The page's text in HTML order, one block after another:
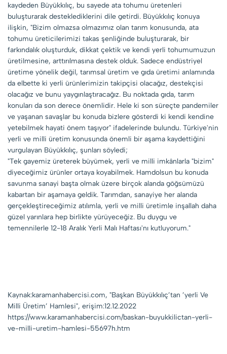
kaydeden Büyükkılıç, bu sayede ata tohumu üretenleri
buluşturarak desteklediklerini dile getirdi. Büyükkılıç konuya
ilişkin, "Bizim olmazsa olmazımız olan tarım konusunda, ata
tohumu üreticilerimizi takas şenliğinde buluşturarak, bir
farkındalık oluşturduk, dikkat çektik ve kendi yerli tohumumuzun
üretilmesine, arttırılmasına destek olduk. Sadece endüstriyel
üretime yönelik değil, tarımsal üretim ve gıda üretimi anlamında
da elbette ki yerli ürünlerimizin takipçisi olacağız, destekçisi
olacağız ve bunu yaygınlaştıracağız. Bu noktada gıda, tarım
konuları da son derece önemlidir. Hele ki son süreçte pandemiler
ve yaşanan savaşlar bu konuda bizlere gösterdi ki kendi kendine
yetebilmek hayati önem taşıyor" ifadelerinde bulundu. Türkiye'nin
yerli ve milli üretim konusunda önemli bir aşama kaydettiğini
vurgulayan Büyükkılıç, şunları söyledi;
"Tek gayemiz üreterek büyümek, yerli ve milli imkânlarla "bizim"
diyeceğimiz ürünler ortaya koyabilmek. Hamdolsun bu konuda
savunma sanayi başta olmak üzere birçok alanda göğsümüzü
kabartan bir aşamaya geldik. Tarımdan, sanayiye her alanda
gerçekleştireceğimiz atılımla, yerli ve milli üretimle inşallah daha
güzel yarınlara hep birlikte yürüyeceğiz. Bu duygu ve
temennilerle 12-18 Aralık Yerli Malı Haftası'nı kutluyorum."
Kaynak:karamanhabercisi.com, "Başkan Büyükkılıç’tan ’yerli Ve
Milli Üretim’ Hamlesi", erişim:12.12.2022
https://www.karamanhabercisi.com/baskan-buyukkilictan-yerli-
ve-milli-uretim-hamlesi-55697h.htm